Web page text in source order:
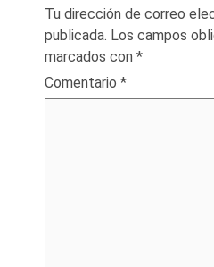
Tu dirección de correo
publicada. Los campos
marcados con *
Comentario *